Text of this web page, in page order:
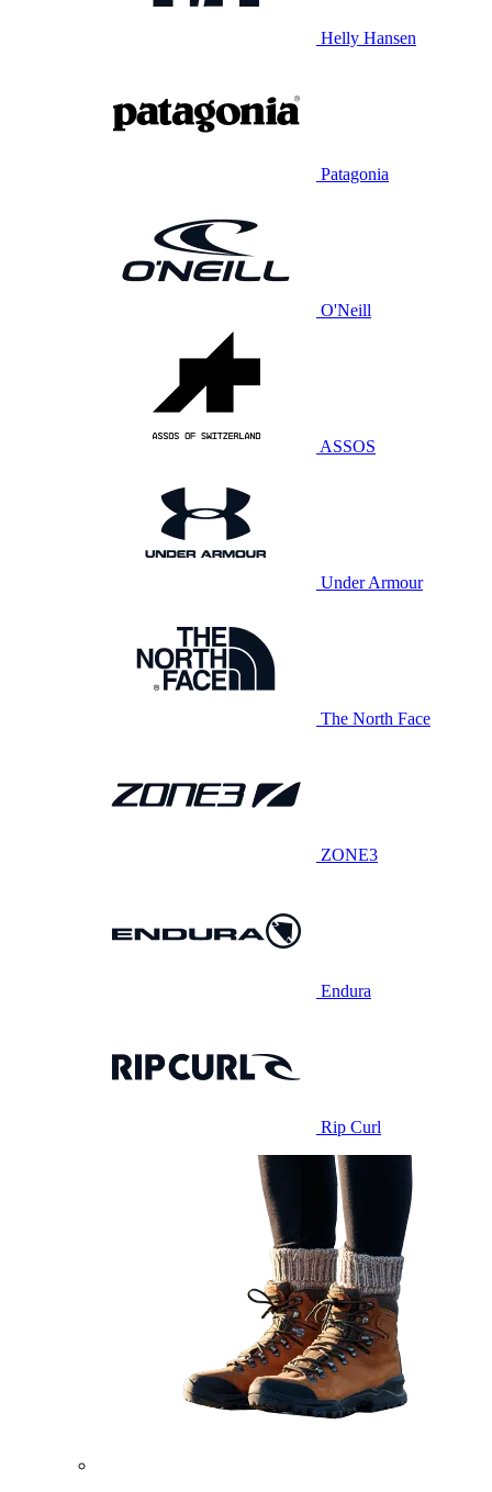
Helly Hansen
Patagonia
O'Neill
ASSOS
Under Armour
The North Face
ZONE3
Endura
Rip Curl